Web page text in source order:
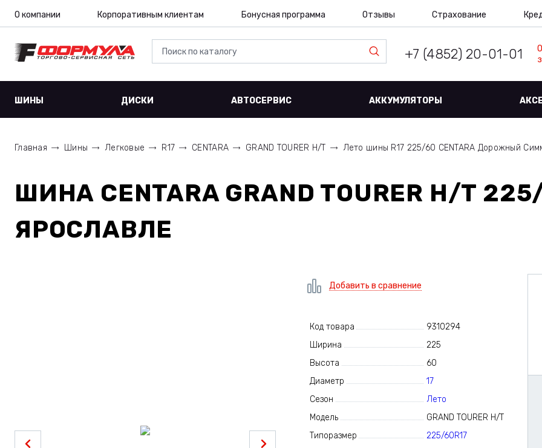
О компании Корпоративным клиентам Бонусная программа Отзывы Страхование
+7 (4852) 20-01-01
ШИНЫ ДИСКИ АВТОСЕРВИС АККУМУЛЯТОРЫ
Главная Шины Легковые R17 CENTARA GRAND TOURER H/T Лето шины R17 225/60 CENTARA Дорожный
ШИНА CENTARA GRAND TOURER H/T
ЯРОСЛАВЛЕ
Добавить в сравнение
Код товара
9310294
Ширина
225
Высота
60
Диаметр
17
Сезон
Лето
Модель
GRAND TOURER H/T
Типоразмер
225/60R17